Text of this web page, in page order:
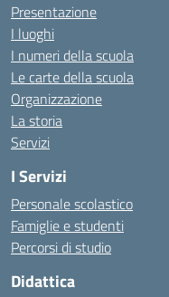
Presentazione
I luoghi
I numeri della scuola
Le carte della scuola
Organizzazione
La storia
Servizi
I Servizi
Personale scolastico
Famiglie e studenti
Percorsi di studio
Didattica